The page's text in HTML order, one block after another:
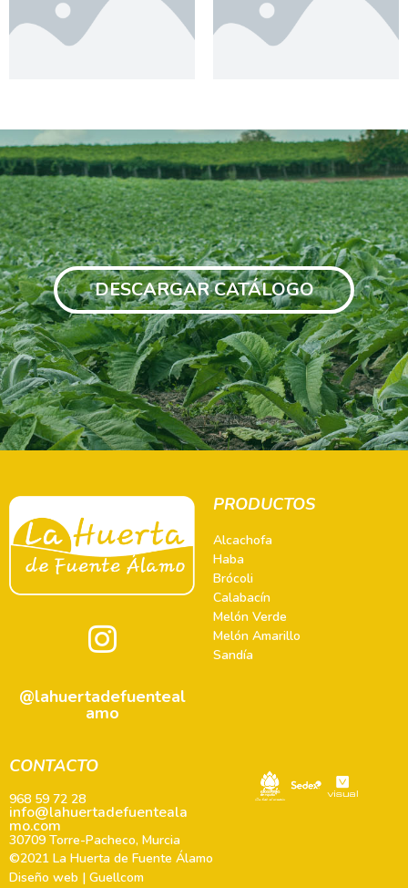
DESCARGAR CATÁLOGO
@lahuertadefuenteal
amo
PRODUCTOS
Alcachofa
Haba
Brócoli
Calabacín
Melón Verde
Melón Amarillo
Sandía
CONTACTO
968 59 72 28
info@lahuertadefuenteala
mo.com
30709 Torre-Pacheco, Murcia
©2021 La Huerta de Fuente Álamo
Diseño web | Guellcom